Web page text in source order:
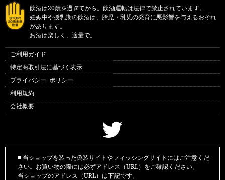
飲酒は20歳を過ぎてから。飲酒運転は法律で禁止されています。
妊娠中や授乳期の飲酒は、胎児・乳児の発育に悪影響を与えるおそれ
があります。
お酒は楽しく、適量で。
ご利用ガイド
特定商取引法に基づく表示
プライバシー･ポリシー
利用規約
会社概要
■ 当ショップを装った偽装サイトやフィッシングサイトにはご注意くだ
さい。お買い物の際には必ずアドレス（URL）をご確認ください。
当ショップのアドレス（URL）は下記です。